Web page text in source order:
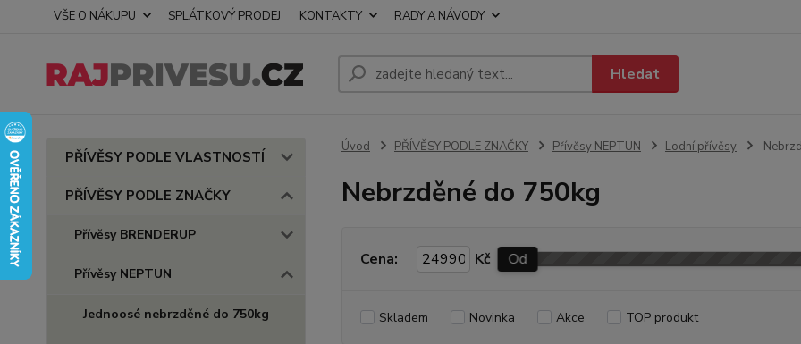
VŠE O NÁKUPU SPLÁTKOVÝ PRODEJ KONTAKTY RADY A NÁVODY
Hledat
PŘÍVĚSY PODLE VLASTNOSTÍ
PŘÍVĚSY PODLE ZNAČKY
Přívěsy BRENDERUP
Přívěsy NEPTUN
Jednoosé nebrzděné do 750kg
Úvod PŘÍVĚSY PODLE ZNAČKY Přívěsy NEPTUN Lodní přívěsy
Nebrzděné do 750kg
Cena: Kč Od
Skladem Novinka Akce TOP produkt